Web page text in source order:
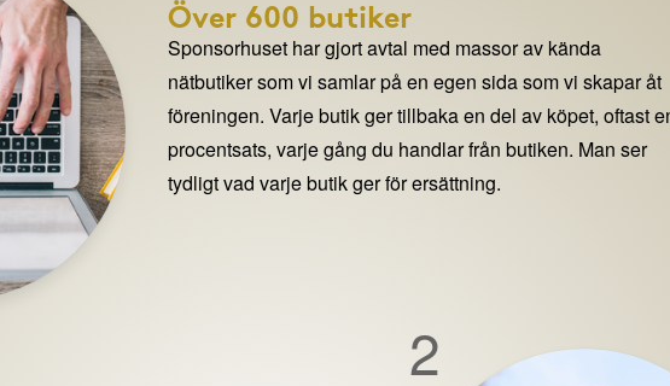
Över 600 butiker
Sponsorhuset har gjort avtal med massor av kända
nätbutiker som vi samlar på en egen sida som vi skapar åt
föreningen. Varje butik ger tillbaka en del av köpet, oftast
procentsats, varje gång du handlar från butiken. Man ser
tydligt vad varje butik ger för ersättning.
2